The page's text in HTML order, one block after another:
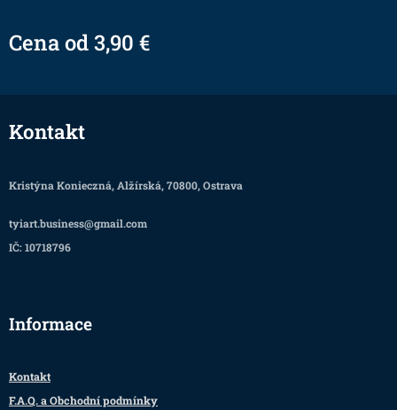
Cena od3,90 €
Kontakt
Kristýna Konieczná, Alžírská, 70800, Ostrava
tyiart.business@gmail.com
IČ: 10718796
Informace
Kontakt
F.A.Q. a Obchodní podmínky